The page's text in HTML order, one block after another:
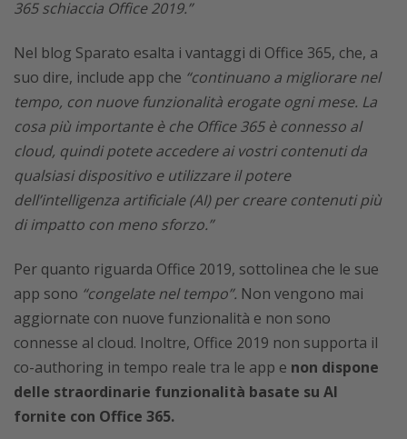
365 schiaccia Office 2019.”
Nel blog Sparato esalta i vantaggi di Office 365, che, a
suo dire, include app che “continuano a migliorare nel
tempo, con nuove funzionalità erogate ogni mese. La
cosa più importante è che Office 365 è connesso al
cloud, quindi potete accedere ai vostri contenuti da
qualsiasi dispositivo e utilizzare il potere
dell’intelligenza artificiale (AI) per creare contenuti più
di impatto con meno sforzo.”
Per quanto riguarda Office 2019, sottolinea che le sue
app sono “congelate nel tempo”. Non vengono mai
aggiornate con nuove funzionalità e non sono
connesse al cloud. Inoltre, Office 2019 non supporta il
co-authoring in tempo reale tra le app e non dispone
delle straordinarie funzionalità basate su AI
fornite con Office 365.